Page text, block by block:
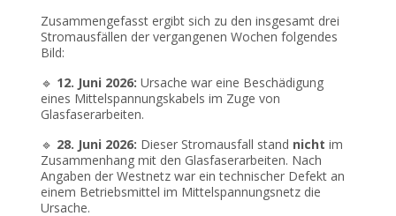
Zusammengefasst ergibt sich zu den insgesamt drei
Stromausfällen der vergangenen Wochen folgendes
Bild:
🔹 12. Juni 2026: Ursache war eine Beschädigung
eines Mittelspannungskabels im Zuge von
Glasfaserarbeiten.
🔹 28. Juni 2026: Dieser Stromausfall stand nicht im
Zusammenhang mit den Glasfaserarbeiten. Nach
Angaben der Westnetz war ein technischer Defekt an
einem Betriebsmittel im Mittelspannungsnetz die
Ursache.